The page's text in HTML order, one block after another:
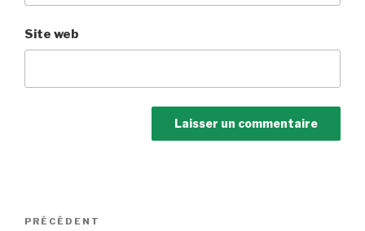
Site web
Navigation
Article
PRÉCÉDENT